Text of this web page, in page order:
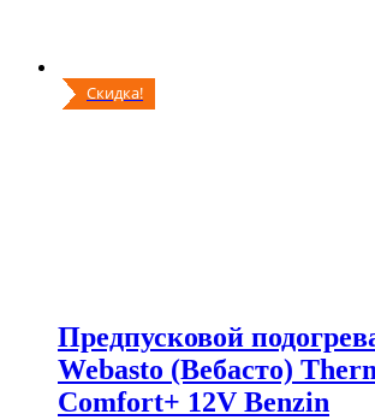
Скидка!
Предпусковой
Webasto (Вебасто)
Comfort+ 12V Benzin